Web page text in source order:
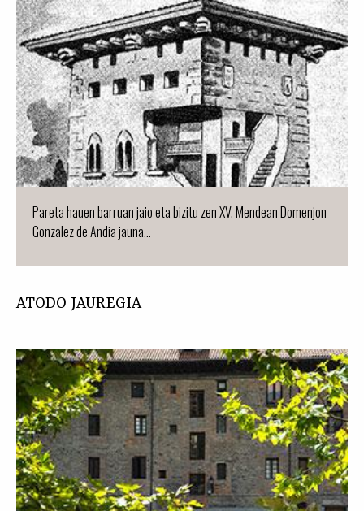
Pareta hauen barruan jaio eta bizitu zen XV. Mendean Domenjon
Gonzalez de Andia jauna...
ATODO JAUREGIA